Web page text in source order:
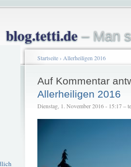
blog.tetti.de– Man
Startseite› Allerheiligen 2016
Auf Kommentar
Allerheiligen 2016
Dienstag, 1. November 2016 - 15:17 –